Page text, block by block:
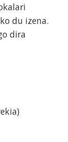
du izena.
dira